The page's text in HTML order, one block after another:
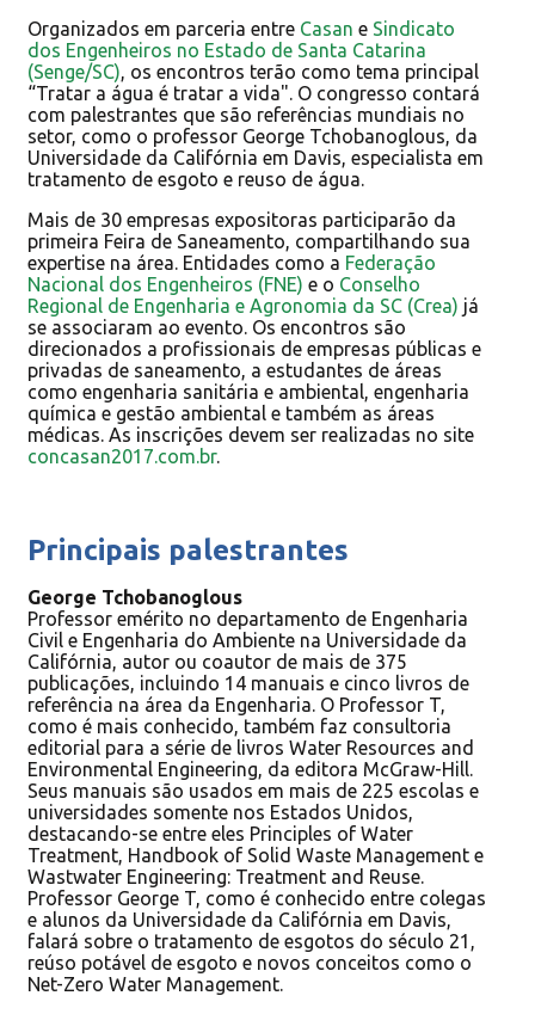
Organizados em parceria entre Casan e Sindicato
dos Engenheiros no Estado de Santa Catarina
(Senge/SC) , os encontros terão como tema principal
“Tratar a água é tratar a vida". O congresso contará
com palestrantes que são referências mundiais no
setor, como o professor George Tchobanoglous, da
Universidade da Califórnia em Davis, especialista em
tratamento de esgoto e reuso de água.
Mais de 30 empresas expositoras participarão da
primeira Feira de Saneamento, compartilhando sua
expertise na área. Entidades como a Federação
Nacional dos Engenheiros (FNE) e o Conselho
Regional de Engenharia e Agronomia da SC (Crea) já
se associaram ao evento. Os encontros são
direcionados a profissionais de empresas públicas e
privadas de saneamento, a estudantes de áreas
como engenharia sanitária e ambiental, engenharia
química e gestão ambiental e também as áreas
médicas. As inscrições devem ser realizadas no site
concasan2017.com.br.
Principais palestrantes
George Tchobanoglous
Professor emérito no departamento de Engenharia
Civil e Engenharia do Ambiente na Universidade da
Califórnia, autor ou coautor de mais de 375
publicações, incluindo 14 manuais e cinco livros de
referência na área da Engenharia. O Professor T,
como é mais conhecido, também faz consultoria
editorial para a série de livros Water Resources and
Environmental Engineering, da editora McGraw-Hill.
Seus manuais são usados em mais de 225 escolas e
universidades somente nos Estados Unidos,
destacando-se entre eles Principles of Water
Treatment, Handbook of Solid Waste Management e
Wastwater Engineering: Treatment and Reuse.
Professor George T, como é conhecido entre colegas
e alunos da Universidade da Califórnia em Davis,
falará sobre o tratamento de esgotos do século 21,
reúso potável de esgoto e novos conceitos como o
Net-Zero Water Management.